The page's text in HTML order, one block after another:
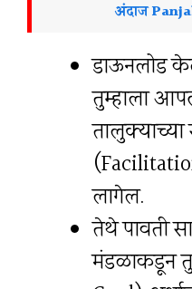
अंदाज
डाऊनलोड
तुम्हाला
तालुक्याच्या
लागेल.
तेथे पावती
मंडळाकडून